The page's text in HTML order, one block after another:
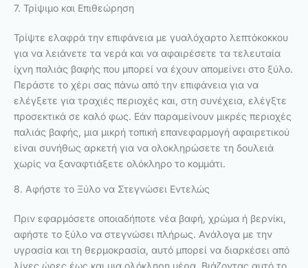
7. Τρίψιμο και Επιθεώρηση
Τρίψτε ελαφρά την επιφάνεια με γυαλόχαρτο λεπτόκοκκου
για να λειάνετε τα νερά και να αφαιρέσετε τα τελευταία
ίχνη παλιάς βαφής που μπορεί να έχουν απομείνει στο ξύλο.
Περάστε το χέρι σας πάνω από την επιφάνεια για να
ελέγξετε για τραχιές περιοχές και, στη συνέχεια, ελέγξτε
προσεκτικά σε καλό φως. Εάν παραμείνουν μικρές περιοχές
παλιάς βαφής, μια μικρή τοπική επανεφαρμογή αφαιρετικού
είναι συνήθως αρκετή για να ολοκληρώσετε τη δουλειά
χωρίς να ξαναφτιάξετε ολόκληρο το κομμάτι.
8. Αφήστε το Ξύλο να Στεγνώσει Εντελώς
Πριν εφαρμόσετε οποιαδήποτε νέα βαφή, χρώμα ή βερνίκι,
αφήστε το ξύλο να στεγνώσει πλήρως. Ανάλογα με την
υγρασία και τη θερμοκρασία, αυτό μπορεί να διαρκέσει από